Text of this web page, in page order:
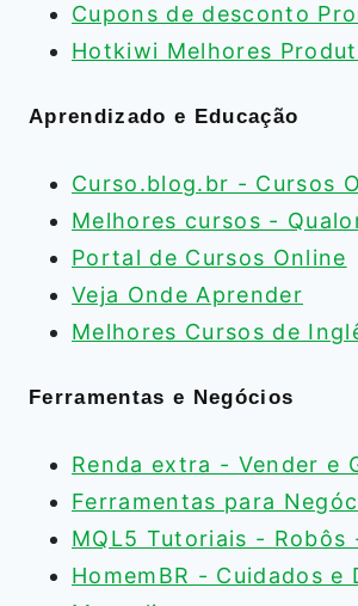
Cupons de desconto
Hotkiwi Melhores
Aprendizado e Educação
Curso.blog.br - Cursos
Melhores cursos -
Portal de Cursos Online
Veja Onde Aprender
Melhores Cursos de
Ferramentas e Negócios
Renda extra - Vender e
Ferramentas para
MQL5 Tutoriais - Robôs
HomemBR - Cuidados e